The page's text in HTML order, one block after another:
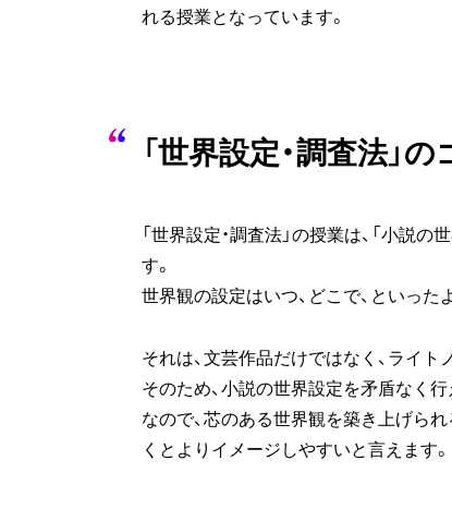
れる授業となっています。
「世界設定・調査法」
「世界設定・調査法」の授業は、「小説
す。
世界観の設定はいつ、どこで、といっ
それは、文芸作品だけではなく、ライ
そのため、小説の世界設定を矛盾なく
なので、芯のある世界観を築き上げら
くとよりイメージしやすいと言えます。